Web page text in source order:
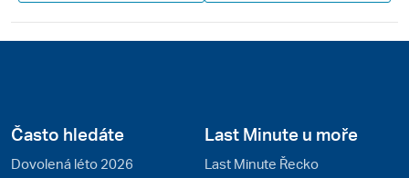
Často hledáte
Dovolená léto 2026
Last Minute u moře
Last Minute Řecko